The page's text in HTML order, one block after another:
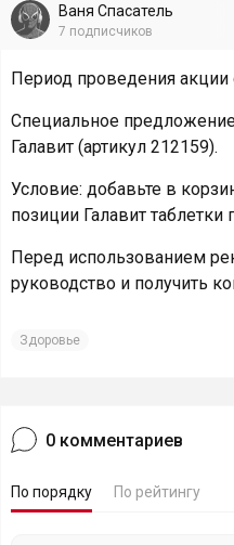
Ваня Спасатель
7 подписчиков
Период проведения акции
Специальное
Галавит (артикул 212159).
Условие: добавьте в
позиции Галавит
Перед использованием
руководство и получить
Здоровье
0 комментариев
По порядку По рейтингу